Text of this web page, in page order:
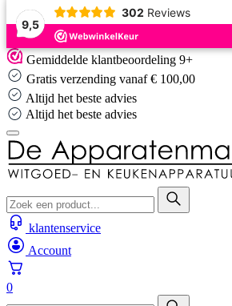
9,5
302 Reviews
Skip
to
content
Gemiddelde klantbeoordeling 9+
Gratis verzending vanaf € 100,00
Altijd het beste advies
Altijd het beste advies
klantenservice
Account
0